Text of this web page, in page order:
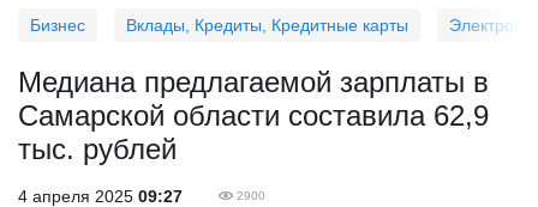
Бизнес Вклады, Кредиты, Кредитные карты
Медиана предлагаемой зарплаты в
Самарской области составила 62,9
тыс. рублей
4 апреля 2025 09:27 2900